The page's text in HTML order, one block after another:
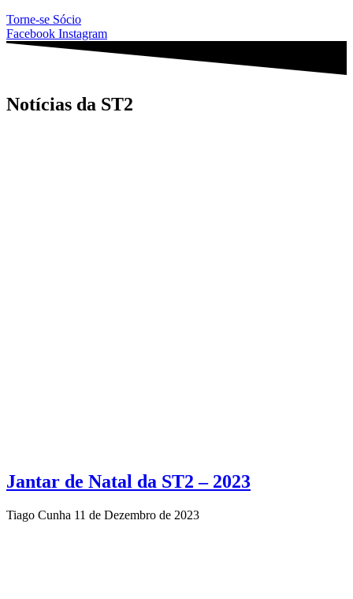
Torne-se Sócio
Facebook Instagram
Notícias da ST2
Jantar de Natal da ST2 – 2023
Tiago Cunha 11 de Dezembro de 2023